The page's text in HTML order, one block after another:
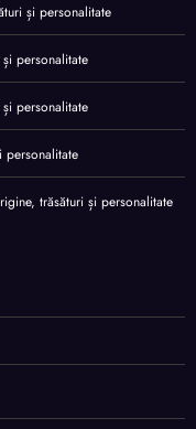
și personalitate
personalitate
personalitate
personalitate
trăsături și personalitate